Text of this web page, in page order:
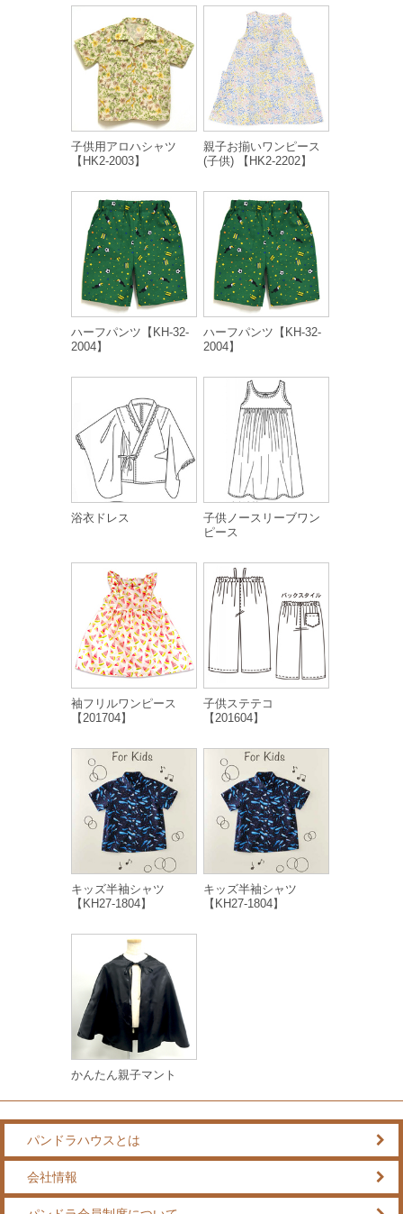
子供用アロハシャツ
【HK2-2003】
親子お揃いワンピース
(子供) 【HK2-2202】
ハーフパンツ【KH-32-
2004】
ハーフパンツ【KH-32-
2004】
浴衣ドレス
子供ノースリーブワン
ピース
袖フリルワンピース
【201704】
子供ステテコ
【201604】
キッズ半袖シャツ
【KH27-1804】
キッズ半袖シャツ
【KH27-1804】
かんたん親子マント
パンドラハウスとは
会社情報